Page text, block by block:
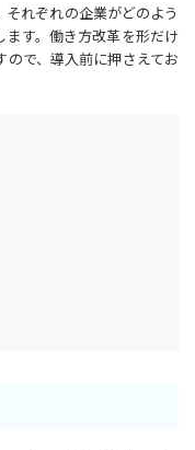
れぞれの企業がどのよう
す。働き方改革を形だけ
で、導入前に押さえてお